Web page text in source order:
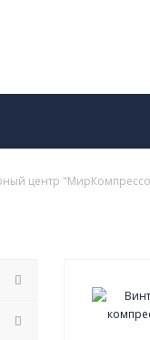
центр